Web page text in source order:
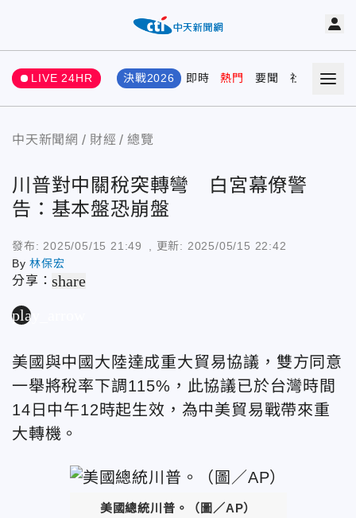
LIVE 24HR 決戰2026 即時 熱門 要聞 社會 娛樂
中天新聞網 財經 總覽
川普對中關稅突轉彎 白宮幕僚警
告：基本盤恐崩盤
發布: 2025/05/15 21:49 , 更新: 2025/05/15 22:42
By林保宏
分享：share
play_arrow
美國與中國大陸達成重大貿易協議，雙方同意
一舉將稅率下調115%，此協議已於台灣時間
14日中午12時起生效，為中美貿易戰帶來重
大轉機。
美國總統川普。（圖／AP）